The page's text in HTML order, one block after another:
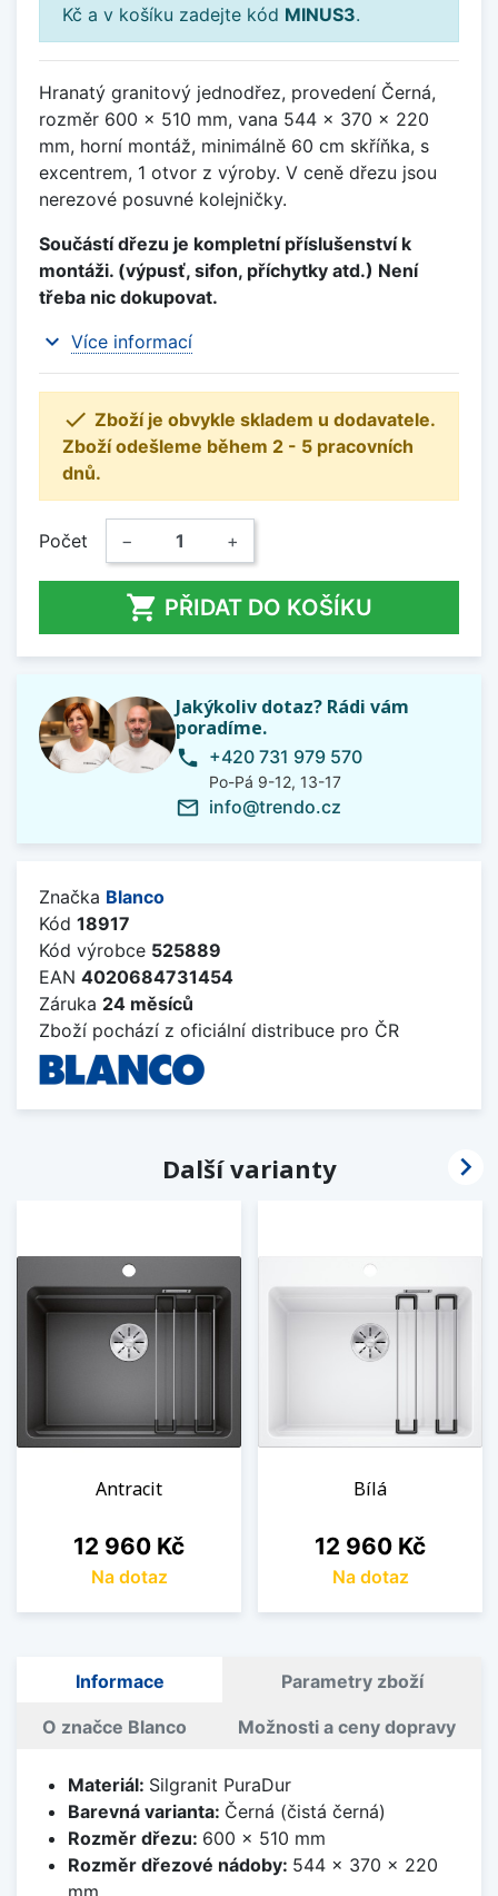
Kč a v košíku zadejte kód MINUS3.
Hranatý granitový jednodřez, provedení Černá,
rozměr 600 x 510 mm, vana 544 x 370 x 220
mm, horní montáž, minimálně 60 cm skříňka, s
excentrem, 1 otvor z výroby. V ceně dřezu jsou
nerezové posuvné kolejničky.
Součástí dřezu je kompletní příslušenství k
montáži. (výpusť, sifon, příchytky atd.) Není
třeba nic dokupovat.
expand_more Více informací
 Zboží je obvykle skladem u dodavatele.
Zboží odešleme během 2 - 5 pracovních
dnů.
Počet − +
 PŘIDAT DO KOŠÍKU
Jakýkoliv dotaz? Rádi vám
poradíme.
phone +420 731 979 570
Po-Pá 9-12, 13-17
mail_outline info@trendo.cz
Značka Blanco
Kód 18917
Kód výrobce 525889
EAN 4020684731454
Záruka 24 měsíců
Zboží pochází z oficiální distribuce pro ČR
Další varianty
Antracit
Cena
12 960 Kč
Na dotaz
Bílá
Cena
12 960 Kč
Na dotaz

Informace Parametry zboží
O značce Blanco Možnosti a ceny dopravy
Materiál: Silgranit PuraDur
Barevná varianta: Černá (čistá černá)
Rozměr dřezu: 600 x 510 mm
Rozměr dřezové nádoby: 544 x 370 x 220
mm